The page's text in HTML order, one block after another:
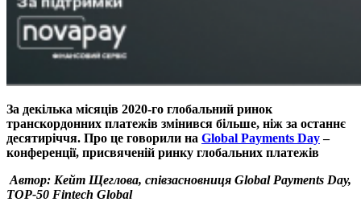
За декілька місяців 2020-го глобальний ринок
транскордонних платежів змінився більше, ніж за останнє
десятиріччя. Про це говорили на Global Payments Day–
конференції, присвяченій ринку глобальних платежів
Автор: Кейт Щеглова, співзасновниця Global Payments Day,
TOP-50 Fintech Global